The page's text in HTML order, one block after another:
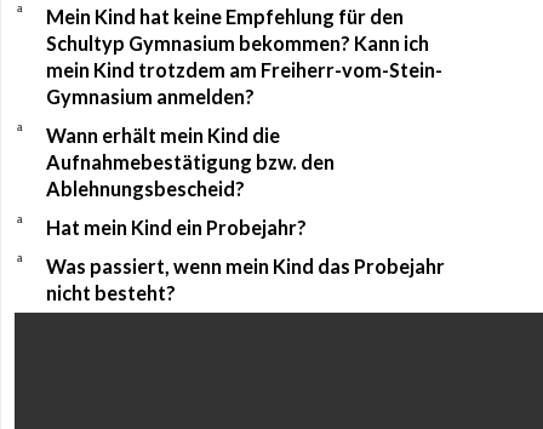
a
Mein Kind hat keine Empfehlung für den
Schultyp Gymnasium bekommen? Kann ich
mein Kind trotzdem am Freiherr-vom-Stein-
Gymnasium anmelden?
a
Wann erhält mein Kind die
Aufnahmebestätigung bzw. den
Ablehnungsbescheid?
a Hat mein Kind ein Probejahr?
a
Was passiert, wenn mein Kind das Probejahr
nicht besteht?